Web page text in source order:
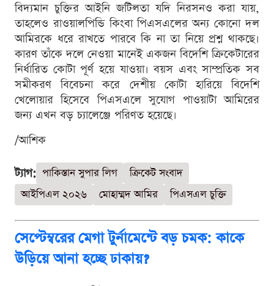
বিদ্যমান চুক্তির আইনি জটিলতা যদি নিরসনও করা যায়,
তাহলেও রাওয়ালপিন্ডি কিংবা পিএসএলের অন্য কোনো দল
আমিরকে ধরে রাখতে পারবে কি না তা নিয়ে প্রশ্ন থাকছে।
কারণ তাঁকে দলে নেওয়া মানেই একজন বিদেশি ক্রিকেটারের
নির্ধারিত কোটা পূর্ণ হয়ে যাওয়া। বয়স এবং সাম্প্রতিক সব
সমীকরণ বিবেচনা করে দেশীয় কোটা হারিয়ে বিদেশি
খেলোয়ার হিসেবে পিএসএলে সুযোগ পাওয়াটা আমিরের
জন্য এখন বড় চ্যালেঞ্জে পরিণত হয়েছে।
/আশিক
ট্যাগ: পাকিস্তান সুপার লিগ
ক্রিকেট সংবাদ
আইপিএল ২০২৬
মোহাম্মদ আমির পিএসএল চুক্তি
সেপ্টেম্বরের মেগা টুর্নামেন্টে বড় চমক: কাকে
উড়িয়ে আনা হচ্ছে ঢাকায়?